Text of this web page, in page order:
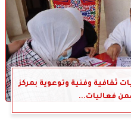
ثقافية وفنية وتوعوية بمركز
ضمن فعاليات...